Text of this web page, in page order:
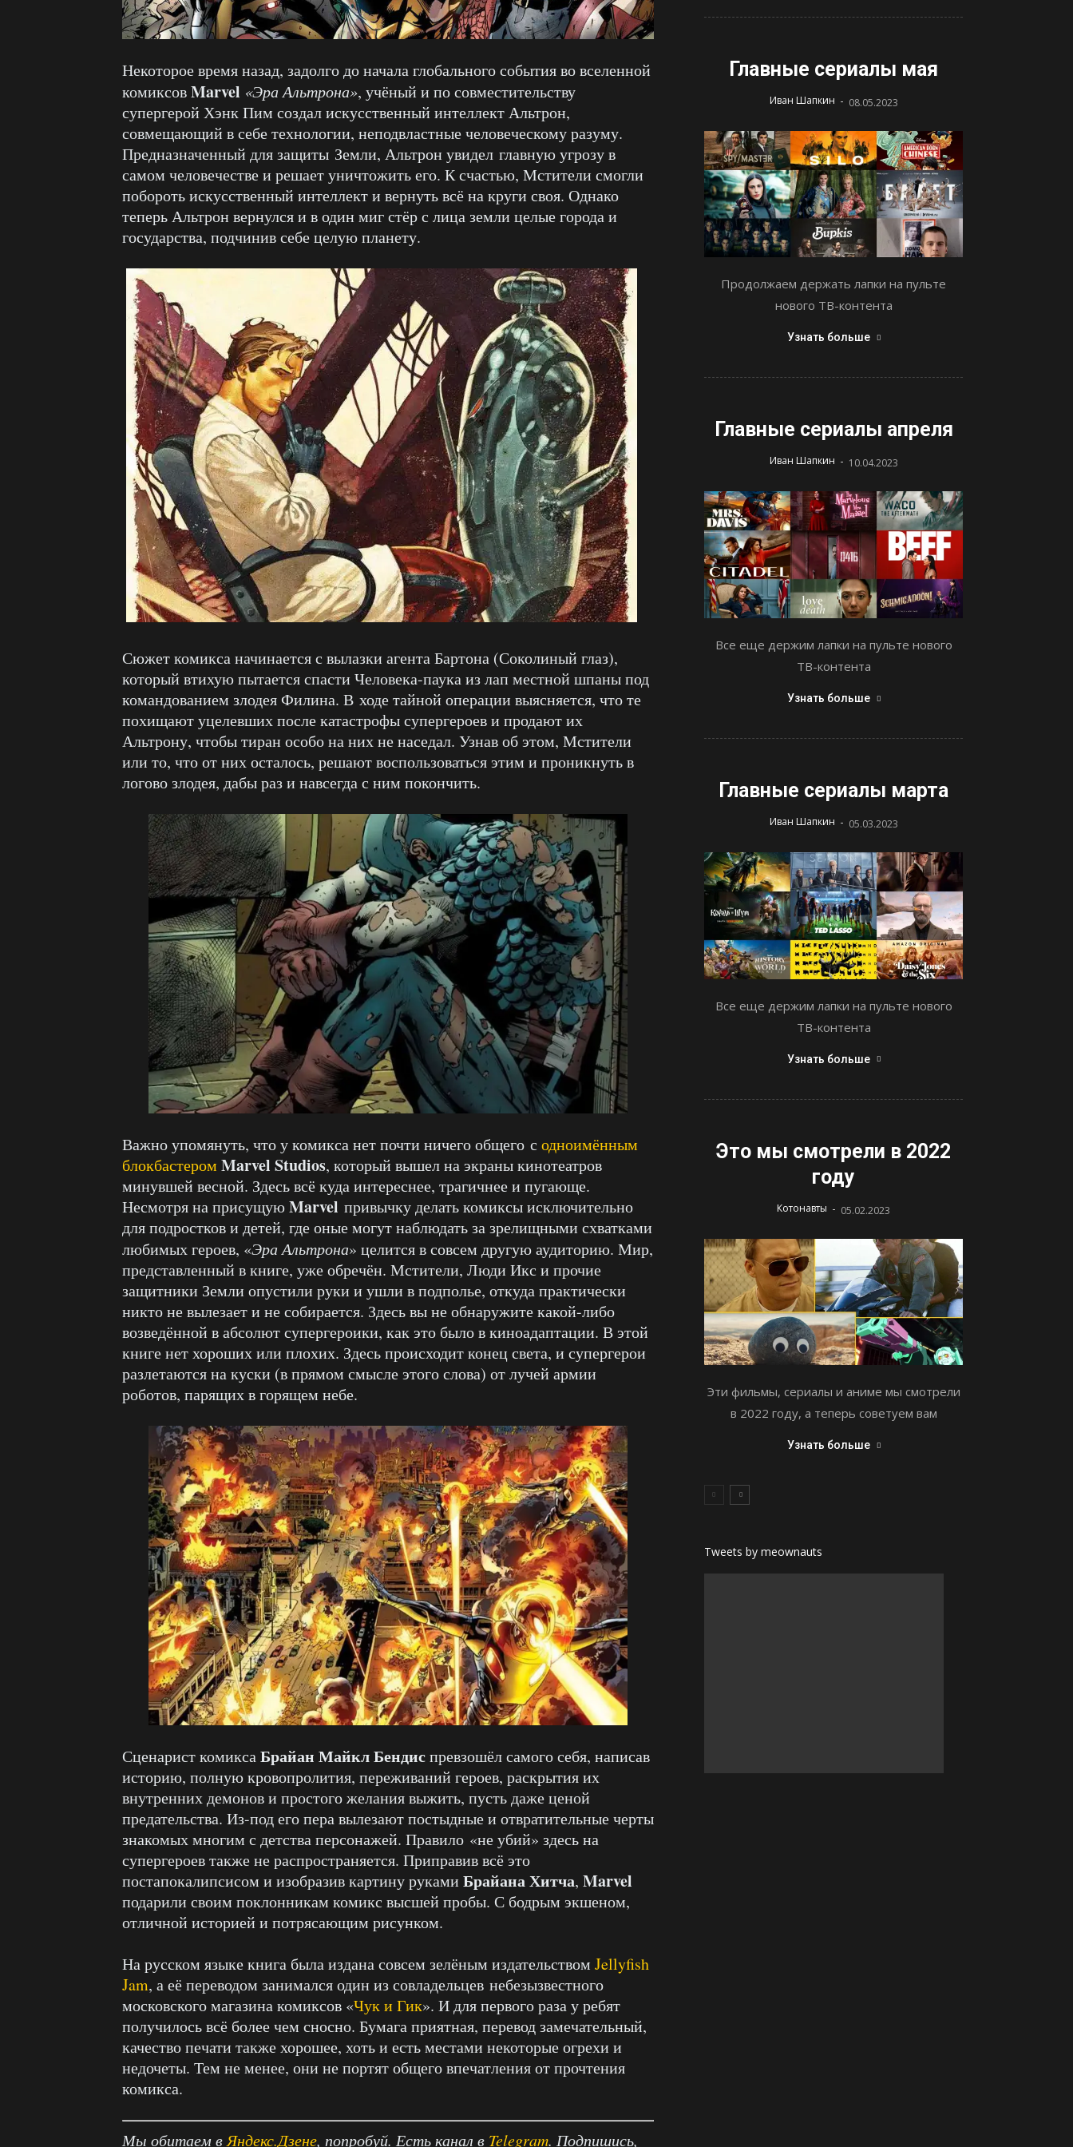
Некоторое время назад, задолго до начала глобального события во вселенной
комиксовMarvel «Эра Альтрона», учёный и по совместительству
супергерой Хэнк Пим создал искусственный интеллект Альтрон,
совмещающий в себе технологии, неподвластные человеческому разуму.
Предназначенный для защиты Земли, Альтрон увидел главную угрозу в
самом человечестве и решает уничтожить его. К счастью, Мстители смогли
побороть искусственный интеллект и вернуть всё на круги своя. Однако
теперь Альтрон вернулся и в один миг стёр с лица земли целые города и
государства, подчинив себе целую планету.
Сюжет комикса начинается с вылазки агента Бартона (Соколиный глаз),
который втихую пытается спасти Человека-паука из лап местной шпаны под
командованием злодея Филина. В ходе тайной операции выясняется, что те
похищают уцелевших после катастрофы супергероев и продают их
Альтрону, чтобы тиран особо на них не наседал. Узнав об этом, Мстители
или то, что от них осталось, решают воспользоваться этим и проникнуть в
логово злодея, дабы раз и навсегда с ним покончить.
Важно упомянуть, что у комикса нет почти ничего общего с одноимённым
блокбастером Marvel Studios, который вышел на экраны кинотеатров
минувшей весной. Здесь всё куда интереснее, трагичнее и пугающе.
Несмотря на присущуюMarvel привычку делать комиксы исключительно
для подростков и детей, где оные могут наблюдать за зрелищными схватками
любимых героев, «Эра Альтрона» целится в совсем другую аудиторию. Мир,
представленный в книге, уже обречён. Мстители, Люди Икс и прочие
защитники Земли опустили руки и ушли в подполье, откуда практически
никто не вылезает и не собирается. Здесь вы не обнаружите какой-либо
возведённой в абсолют супергероики, как это было в киноадаптации. В этой
книге нет хороших или плохих. Здесь происходит конец света, и супергерои
разлетаются на куски (в прямом смысле этого слова) от лучей армии
роботов, парящих в горящем небе.
Сценарист комиксаБрайан Майкл Бендиспревзошёл самого себя, написав
историю, полную кровопролития, переживаний героев, раскрытия их
внутренних демонов и простого желания выжить, пусть даже ценой
предательства. Из-под его пера вылезают постыдные и отвратительные черты
знакомых многим с детства персонажей. Правило «не убий» здесь на
супергероев также не распространяется. Приправив всё это
постапокалипсисом и изобразив картину руками Брайана Хитча, Marvel
подарили своим поклонникам комикс высшей пробы. С бодрым экшеном,
отличной историей и потрясающим рисунком.
На русском языке книга была издана совсем зелёным издательством Jellyfish
Jam, а её переводом занимался один из совладельцев небезызвестного
московского магазина комиксов «Чук и Гик». И для первого раза у ребят
получилось всё более чем сносно. Бумага приятная, перевод замечательный,
качество печати также хорошее, хоть и есть местами некоторые огрехи и
недочеты. Тем не менее, они не портят общего впечатления от прочтения
комикса.
Мы обитаем в Яндекс.Дзене, попробуй. Есть канал в Telegram. Подпишись,
Главные сериалы мая
Иван Шапкин - 08.05.2023
Продолжаем держать лапки на пульте
нового ТВ-контента
Узнать больше
Главные сериалы апреля
Иван Шапкин - 10.04.2023
Все еще держим лапки на пульте нового
ТВ-контента
Узнать больше
Главные сериалы марта
Иван Шапкин - 05.03.2023
Все еще держим лапки на пульте нового
ТВ-контента
Узнать больше
Это мы смотрели в 2022
году
Котонавты - 05.02.2023
Эти фильмы, сериалы и аниме мы смотрели
в 2022 году, а теперь советуем вам
Узнать больше
Tweets by meownauts